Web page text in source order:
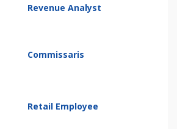
Revenue Analyst
Commissaris
Retail Employee